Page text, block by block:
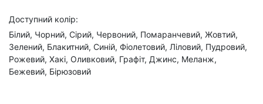
Доступний колір:
Білий, Чорний, Сірий, Червоний, Помаранчевий, Жовтий,
Зелений, Блакитний, Синій, Фіолетовий, Ліловий, Пудровий,
Рожевий, Хакі, Оливковий, Графіт, Джинс, Меланж,
Бежевий, Бірюзовий